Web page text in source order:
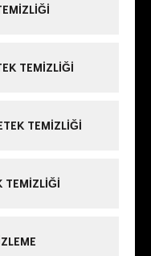
TEMIZLIĞI
TEMIZLIĞI
TEMIZLIĞI